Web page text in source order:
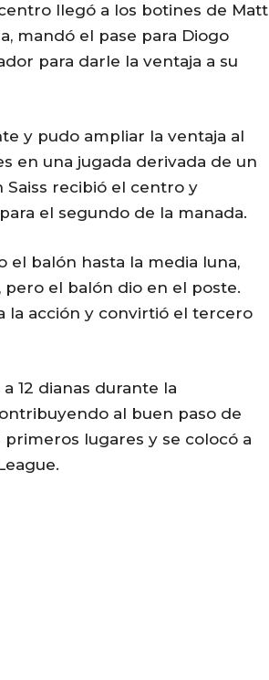
llegó a los botines de Matt
mandó el pase para Diogo
para darle la ventaja a su
y pudo ampliar la ventaja al
en una jugada derivada de un
recibió el centro y
el segundo de la manada.
el balón hasta la media luna,
el balón dio en el poste.
la acción y convirtió el tercero
12 dianas durante la
al buen paso de
lugares y se colocó a